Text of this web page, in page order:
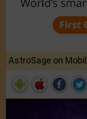
AstroSage on